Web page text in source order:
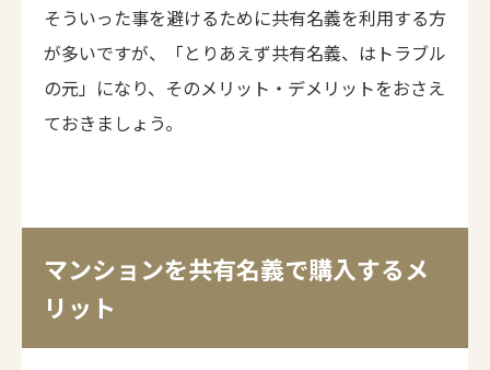
そういった事を避けるために共有名義を利用する方
が多いですが、「とりあえず共有名義、はトラブル
の元」になり、そのメリット・デメリットをおさえ
ておきましょう。
マンションを共有名義で購入するメ
リット